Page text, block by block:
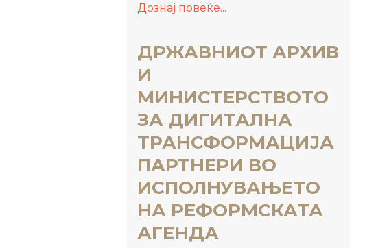
Дознај повеќе...
ДРЖАВНИОТ АРХИВ
И
МИНИСТЕРСТВОТО
ЗА ДИГИТАЛНА
ТРАНСФОРМАЦИЈА
ПАРТНЕРИ ВО
ИСПОЛНУВАЊЕТО
НА РЕФОРМСКАТА
АГЕНДА